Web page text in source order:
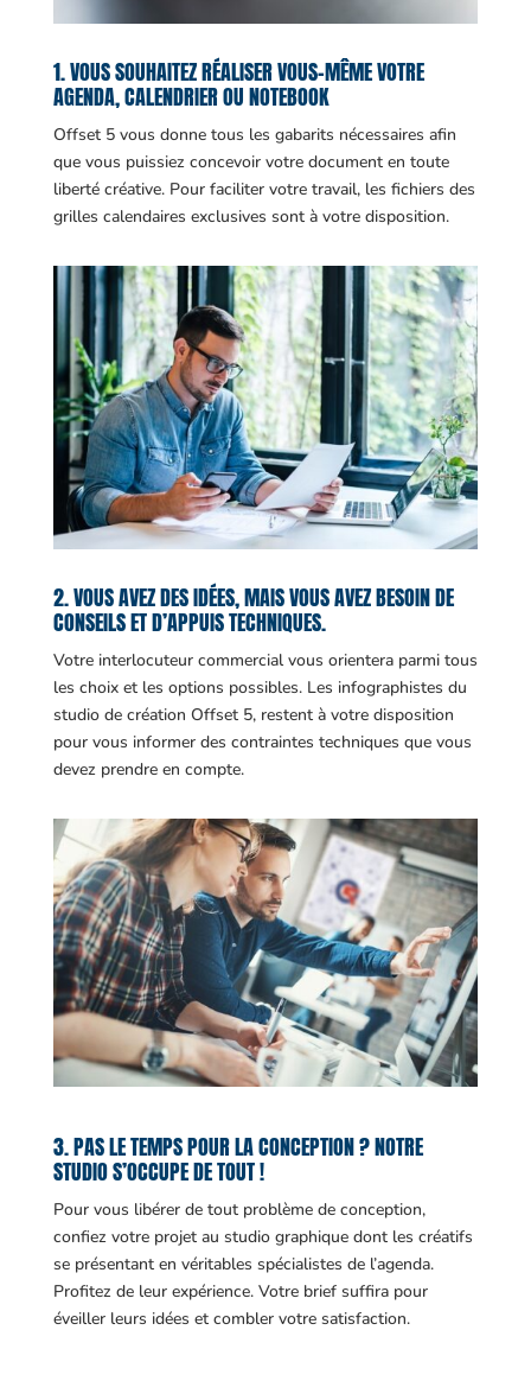
1. VOUS SOUHAITEZ RÉALISER VOUS-MÊME VOTRE
AGENDA, CALENDRIER OU NOTEBOOK
Offset 5 vous donne tous les gabarits nécessaires afin
que vous puissiez concevoir votre document en toute
liberté créative. Pour faciliter votre travail, les fichiers des
grilles calendaires exclusives sont à votre disposition.
2. VOUS AVEZ DES IDÉES, MAIS VOUS AVEZ BESOIN DE
CONSEILS ET D’APPUIS TECHNIQUES.
Votre interlocuteur commercial vous orientera parmi tous
les choix et les options possibles. Les infographistes du
studio de création Offset 5, restent à votre disposition
pour vous informer des contraintes techniques que vous
devez prendre en compte.
3. PAS LE TEMPS POUR LA CONCEPTION ? NOTRE
STUDIO S’OCCUPE DE TOUT !
Pour vous libérer de tout problème de conception,
confiez votre projet au studio graphique dont les créatifs
se présentant en véritables spécialistes de l’agenda.
Profitez de leur expérience. Votre brief suffira pour
éveiller leurs idées et combler votre satisfaction.